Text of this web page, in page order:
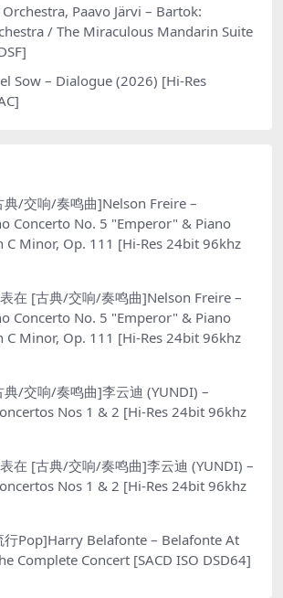
Paavo Järvi – Bartok:
/ The Miraculous Mandarin Suite
Sow – Dialogue (2026) [Hi-Res
典/交响/奏鸣曲]Nelson Freire –
Concerto No. 5 "Emperor" & Piano
C Minor, Op. 111 [Hi-Res 24bit 96khz
在 [古典/交响/奏鸣曲]Nelson Freire –
Concerto No. 5 "Emperor" & Piano
C Minor, Op. 111 [Hi-Res 24bit 96khz
典/交响/奏鸣曲]李云迪 (YUNDI) –
Nos 1 & 2 [Hi-Res 24bit 96khz
在 [古典/交响/奏鸣曲]李云迪 (YUNDI) –
Nos 1 & 2 [Hi-Res 24bit 96khz
行Pop]Harry Belafonte – Belafonte At
Complete Concert [SACD ISO DSD64]